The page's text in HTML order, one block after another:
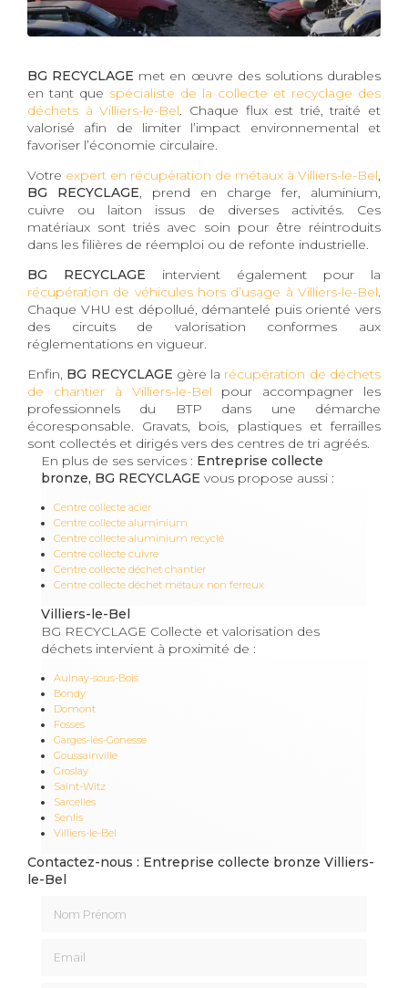
BG RECYCLAGE met en œuvre des solutions durables
en tant que spécialiste de la collecte et recyclage des
déchets à Villiers-le-Bel. Chaque flux est trié, traité et
valorisé afin de limiter l’impact environnemental et
favoriser l’économie circulaire.
Votre expert en récupération de métaux à Villiers-le-Bel,
BG RECYCLAGE, prend en charge fer, aluminium,
cuivre ou laiton issus de diverses activités. Ces
matériaux sont triés avec soin pour être réintroduits
dans les filières de réemploi ou de refonte industrielle.
BG RECYCLAGE intervient également pour la
récupération de véhicules hors d’usage à Villiers-le-Bel.
Chaque VHU est dépollué, démantelé puis orienté vers
des circuits de valorisation conformes aux
réglementations en vigueur.
Enfin, BG RECYCLAGE gère la récupération de déchets
de chantier à Villiers-le-Bel pour accompagner les
professionnels du BTP dans une démarche
écoresponsable. Gravats, bois, plastiques et ferrailles
sont collectés et dirigés vers des centres de tri agréés.
En plus de ses services : Entreprise collecte
bronze, BG RECYCLAGE vous propose aussi :
Centre collecte acier
Centre collecte aluminium
Centre collecte aluminium recyclé
Centre collecte cuivre
Centre collecte déchet chantier
Centre collecte déchet métaux non ferreux
Villiers-le-Bel
BG RECYCLAGE Collecte et valorisation des
déchets intervient à proximité de :
Aulnay-sous-Bois
Bondy
Domont
Fosses
Garges-lès-Gonesse
Goussainville
Groslay
Saint-Witz
Sarcelles
Senlis
Villiers-le-Bel
Contactez-nous : Entreprise collecte bronze Villiers-
le-Bel